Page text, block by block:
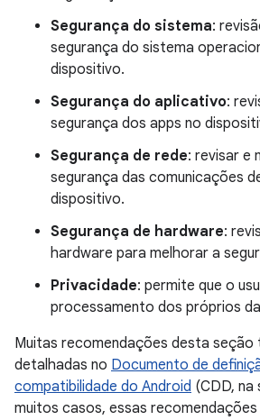
Segurança do sistema:
segurança do sistema
dispositivo.
Segurança do aplicativo:
segurança dos apps no
Segurança de rede: revisar e
segurança das comunicações
dispositivo.
Segurança de hardware:
hardware para melhorar a
Privacidade: permite que o
processamento dos próprios
Muitas recomendações desta seção
detalhadas no Documento de
compatibilidade do Android (CDD, na
muitos casos, essas